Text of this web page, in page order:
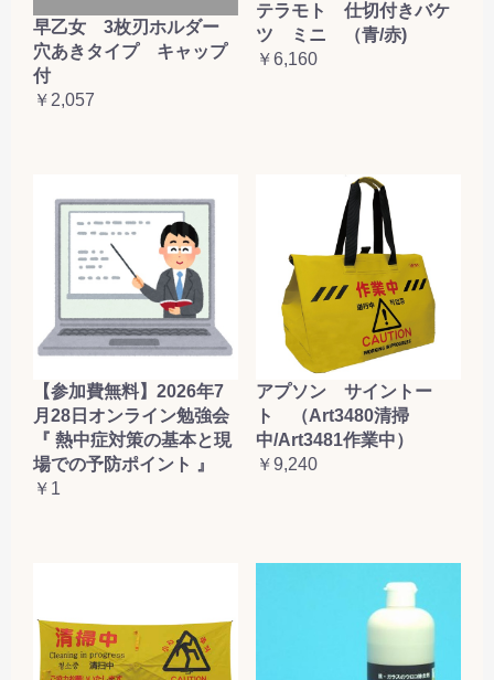
早乙女 3枚刃ホルダー
穴あきタイプ キャップ
付
￥2,057
テラモト 仕切付きバケ
ツ ミニ （青/赤)
￥6,160
【参加費無料】2026年7
月28日オンライン勉強会
『 熱中症対策の基本と現
場での予防ポイント 』
￥1
アプソン サイントー
ト （Art3480清掃
中/Art3481作業中）
￥9,240